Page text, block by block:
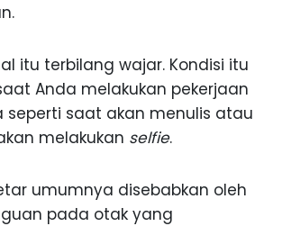
itu terbilang wajar. Kondisi itu
Anda melakukan pekerjaan
seperti saat akan menulis atau
melakukan selfie.
umumnya disebabkan oleh
pada otak yang